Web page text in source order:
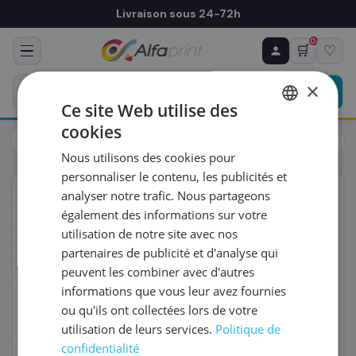
Livraison sous 24-72h
🛒
0
♡
Cartouches
Canon
ORIGINAL
♻ COMMANDE RÉCURRENTE
Prévoyez & économisez
Programmez votre prochain achat — notre équipe
vous prépare un devis personnalisé
RÉFÉRENCE DU PRODUIT
FRÉQUENCE
QUANTITÉ PAR LIVRAISON
DATE DE PREMIÈRE LIVRAISON SOUHAITÉE
×
Ce site Web utilise des
cookies
Nous utilisons des cookies pour
personnaliser le contenu, les publicités et
analyser notre trafic. Nous partageons
également des informations sur votre
utilisation de notre site avec nos
partenaires de publicité et d'analyse qui
peuvent les combiner avec d'autres
informations que vous leur avez fournies
ou qu'ils ont collectées lors de votre
utilisation de leurs services. Politique de
confidentialité